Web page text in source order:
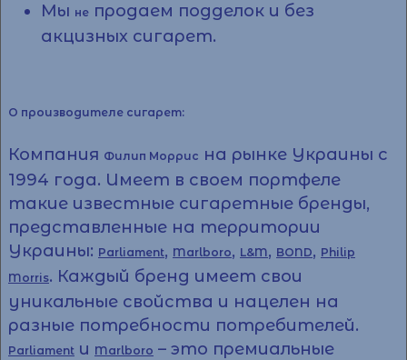
Мы не продаем подделок и без
акцизных сигарет.
О производителе сигарет:
Компания Филип Моррис на рынке Украины с
1994 года. Имеет в своем портфеле
такие известные сигаретные бренды,
представленные на территории
Украины: Parliament, Marlboro, L&M, BOND, Philip
Morris. Каждый бренд имеет свои
уникальные свойства и нацелен на
разные потребности потребителей.
Parliament и Marlboro – это премиальные